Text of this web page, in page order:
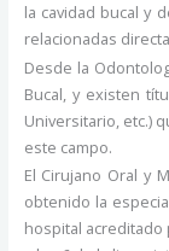
la cavidad bucal y
relacionadas
Desde la
Bucal, y existen
Universitario, etc.)
este campo.
El Cirujano Oral y
obtenido la
hospital acreditado